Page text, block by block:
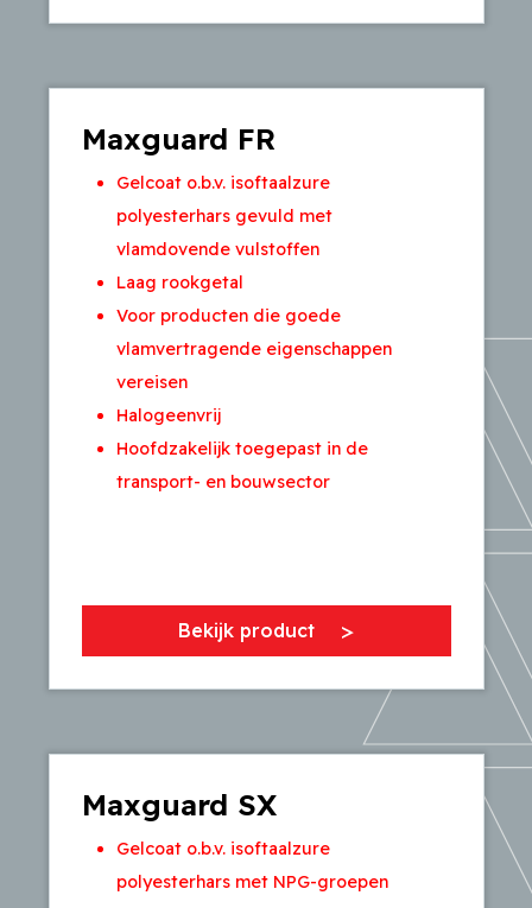
Maxguard FR
Gelcoat o.b.v. isoftaalzure
polyesterhars gevuld met
vlamdovende vulstoffen
Laag rookgetal
Voor producten die goede
vlamvertragende eigenschappen
vereisen
Halogeenvrij
Hoofdzakelijk toegepast in de
transport- en bouwsector
Bekijk product
Maxguard SX
Gelcoat o.b.v. isoftaalzure
polyesterhars met NPG-groepen